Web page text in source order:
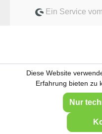
Ein Service
Diese Website
Erfahrung bieten zu
Nur